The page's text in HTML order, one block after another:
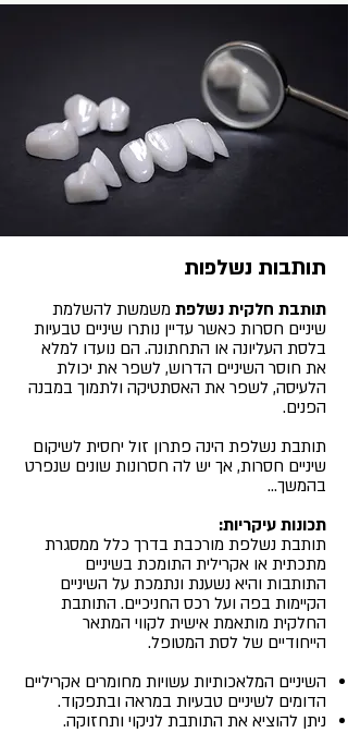
תותבות נשלפות
תותבת חלקית נשלפת משמשת להשלמת
שיניים חסרות כאשר עדיין נותרו שיניים טבעיות
בלסת העליונה או התחתונה. הם נועדו למלא
את חוסר השיניים הדרוש, לשפר את יכולת
הלעיסה, לשפר את האסתטיקה ולתמוך במבנה
הפנים.
תותבת נשלפת הינה פתרון זול יחסית לשיקום
שיניים חסרות, אך יש לה חסרונות שונים שנפרט
בהמשך...
תכונות עיקריות:
תותבת נשלפת מורכבת בדרך כלל ממסגרת
מתכתית או אקרילית התומכת בשיניים
התותבות והיא נשענת ונתמכת על השיניים
הקיימות בפה ועל רכס החניכיים. התותבת
החלקית מותאמת אישית לקווי המתאר
הייחודיים של לסת המטופל.
השיניים המלאכותיות עשויות מחומרים אקריליים
הדומים לשיניים טבעיות במראה ובתפקוד.
ניתן להוציא את התותבת לניקוי ותחזוקה.